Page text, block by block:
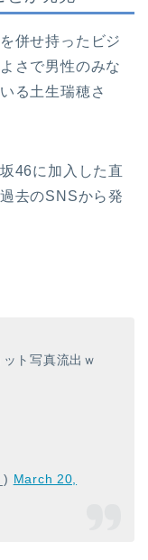
併せ持ったビジ
さで男性のみな
る土生瑞穂さ
46に加入した直
去のSNSから発
ト写真流出ｗ
March 20,